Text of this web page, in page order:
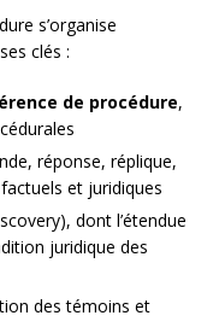
s’organise
clés :
de procédure,
réponse, réplique,
et juridiques
dont l’étendue
juridique des
des témoins et